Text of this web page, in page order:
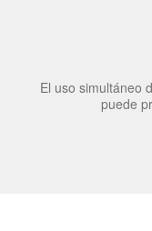
El uso simultáneo
puede